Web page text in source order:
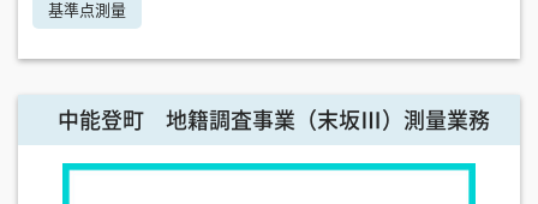
基準点測量
中能登町 地籍調査事業（末坂Ⅲ）測量業務